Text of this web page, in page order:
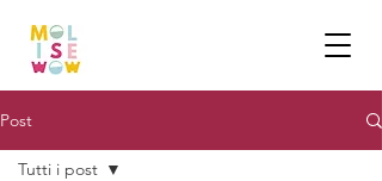
Post
Tutti i post